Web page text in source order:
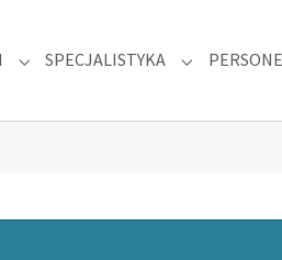
KLUCZE"
Submenu for "POZ BYDLIN"
SPECJALISTYKA Submenu for